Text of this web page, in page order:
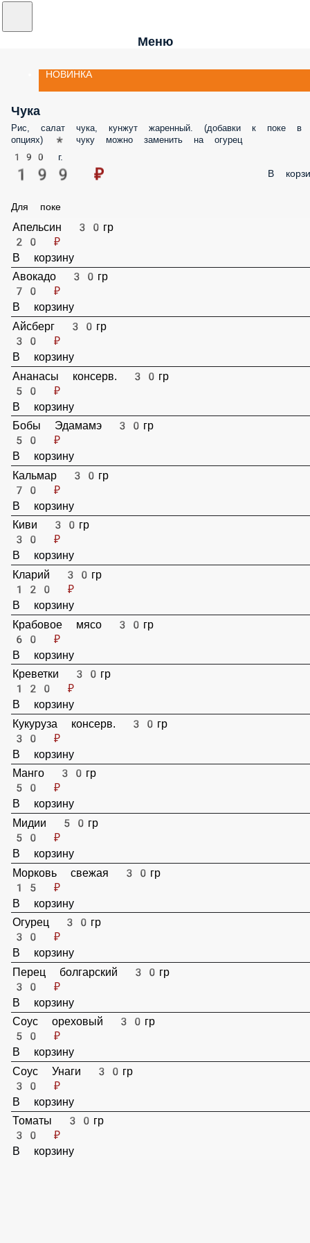
Меню
НОВИНКА
Чука
Рис, салат чука, кунжут жаренный. (добавки к поке в опциях) * чуку
можно заменить на огурец
190 г.
199 ₽ В
Для поке
Апельсин 30гр
20 ₽
В корзину
Авокадо 30гр
70 ₽
В корзину
Айсберг 30гр
30 ₽
В корзину
Ананасы консерв. 30гр
50 ₽
В корзину
Бобы Эдамамэ 30гр
50 ₽
В корзину
Кальмар 30гр
70 ₽
В корзину
Киви 30гр
30 ₽
Кларий 30гр
В корзину
Крабовое мясо 30гр
60 ₽
В корзину
Креветки 30гр
120 ₽
В корзину
Кукуруза консерв. 30гр
30 ₽
В корзину
Манго 30гр
50 ₽
В корзину
Мидии 50гр
50 ₽
В корзину
Морковь свежая 30гр
15 ₽
В корзину
Огурец 30гр
30 ₽